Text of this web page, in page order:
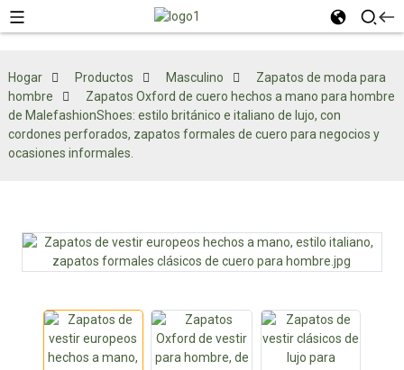
Hogar Productos Masculino
Zapatos de moda para
hombre
Zapatos Oxford de cuero hechos a mano para hombre
de MalefashionShoes: estilo británico e italiano de lujo, con
cordones perforados, zapatos formales de cuero para negocios y
ocasiones informales.